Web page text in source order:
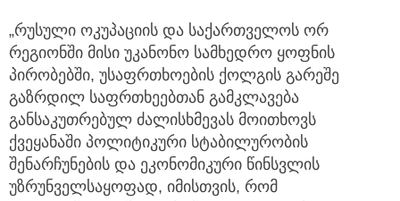
„რუსული ოკუპაციის და საქართველოს ორ
რეგიონში მისი უკანონო სამხედრო ყოფნის
პირობებში, უსაფრთხოების ქოლგის გარეშე
გაზრდილ საფრთხეებთან გამკლავება
განსაკუთრებულ ძალისხმევას მოითხოვს
ქვეყანაში პოლიტიკური სტაბილურობის
შენარჩუნების და ეკონომიკური წინსვლის
უზრუნველსაყოფად, იმისთვის, რომ